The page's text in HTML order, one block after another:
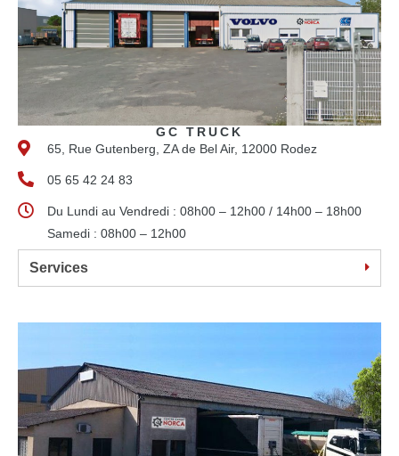
GC TRUCK
65, Rue Gutenberg, ZA de Bel Air, 12000 Rodez
05 65 42 24 83
Du Lundi au Vendredi : 08h00 – 12h00 / 14h00 – 18h00
Samedi : 08h00 – 12h00
Services